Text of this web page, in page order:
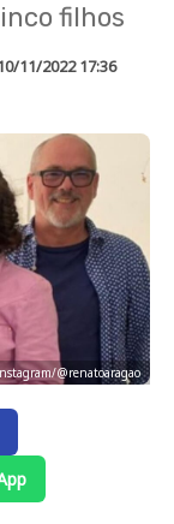
filhos
11/2022 17:36
@renatoaragao